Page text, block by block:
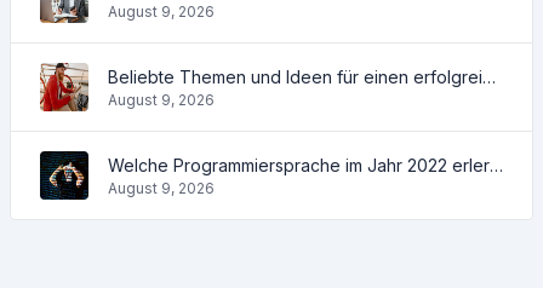
August 9, 2026
Beliebte Themen und Ideen für einen erfolgreichen Blog im Jahr 2022 sowie nützliche Tools für den Blogger
August 9, 2026
Welche Programmiersprache im Jahr 2022 erlernt werden soll und welche Tools den Programmierern bei ihren täglichen Aufgaben helfen werden
August 9, 2026